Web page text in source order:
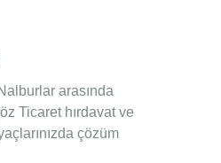
arasında
Ticaret hırdavat ve
çözüm